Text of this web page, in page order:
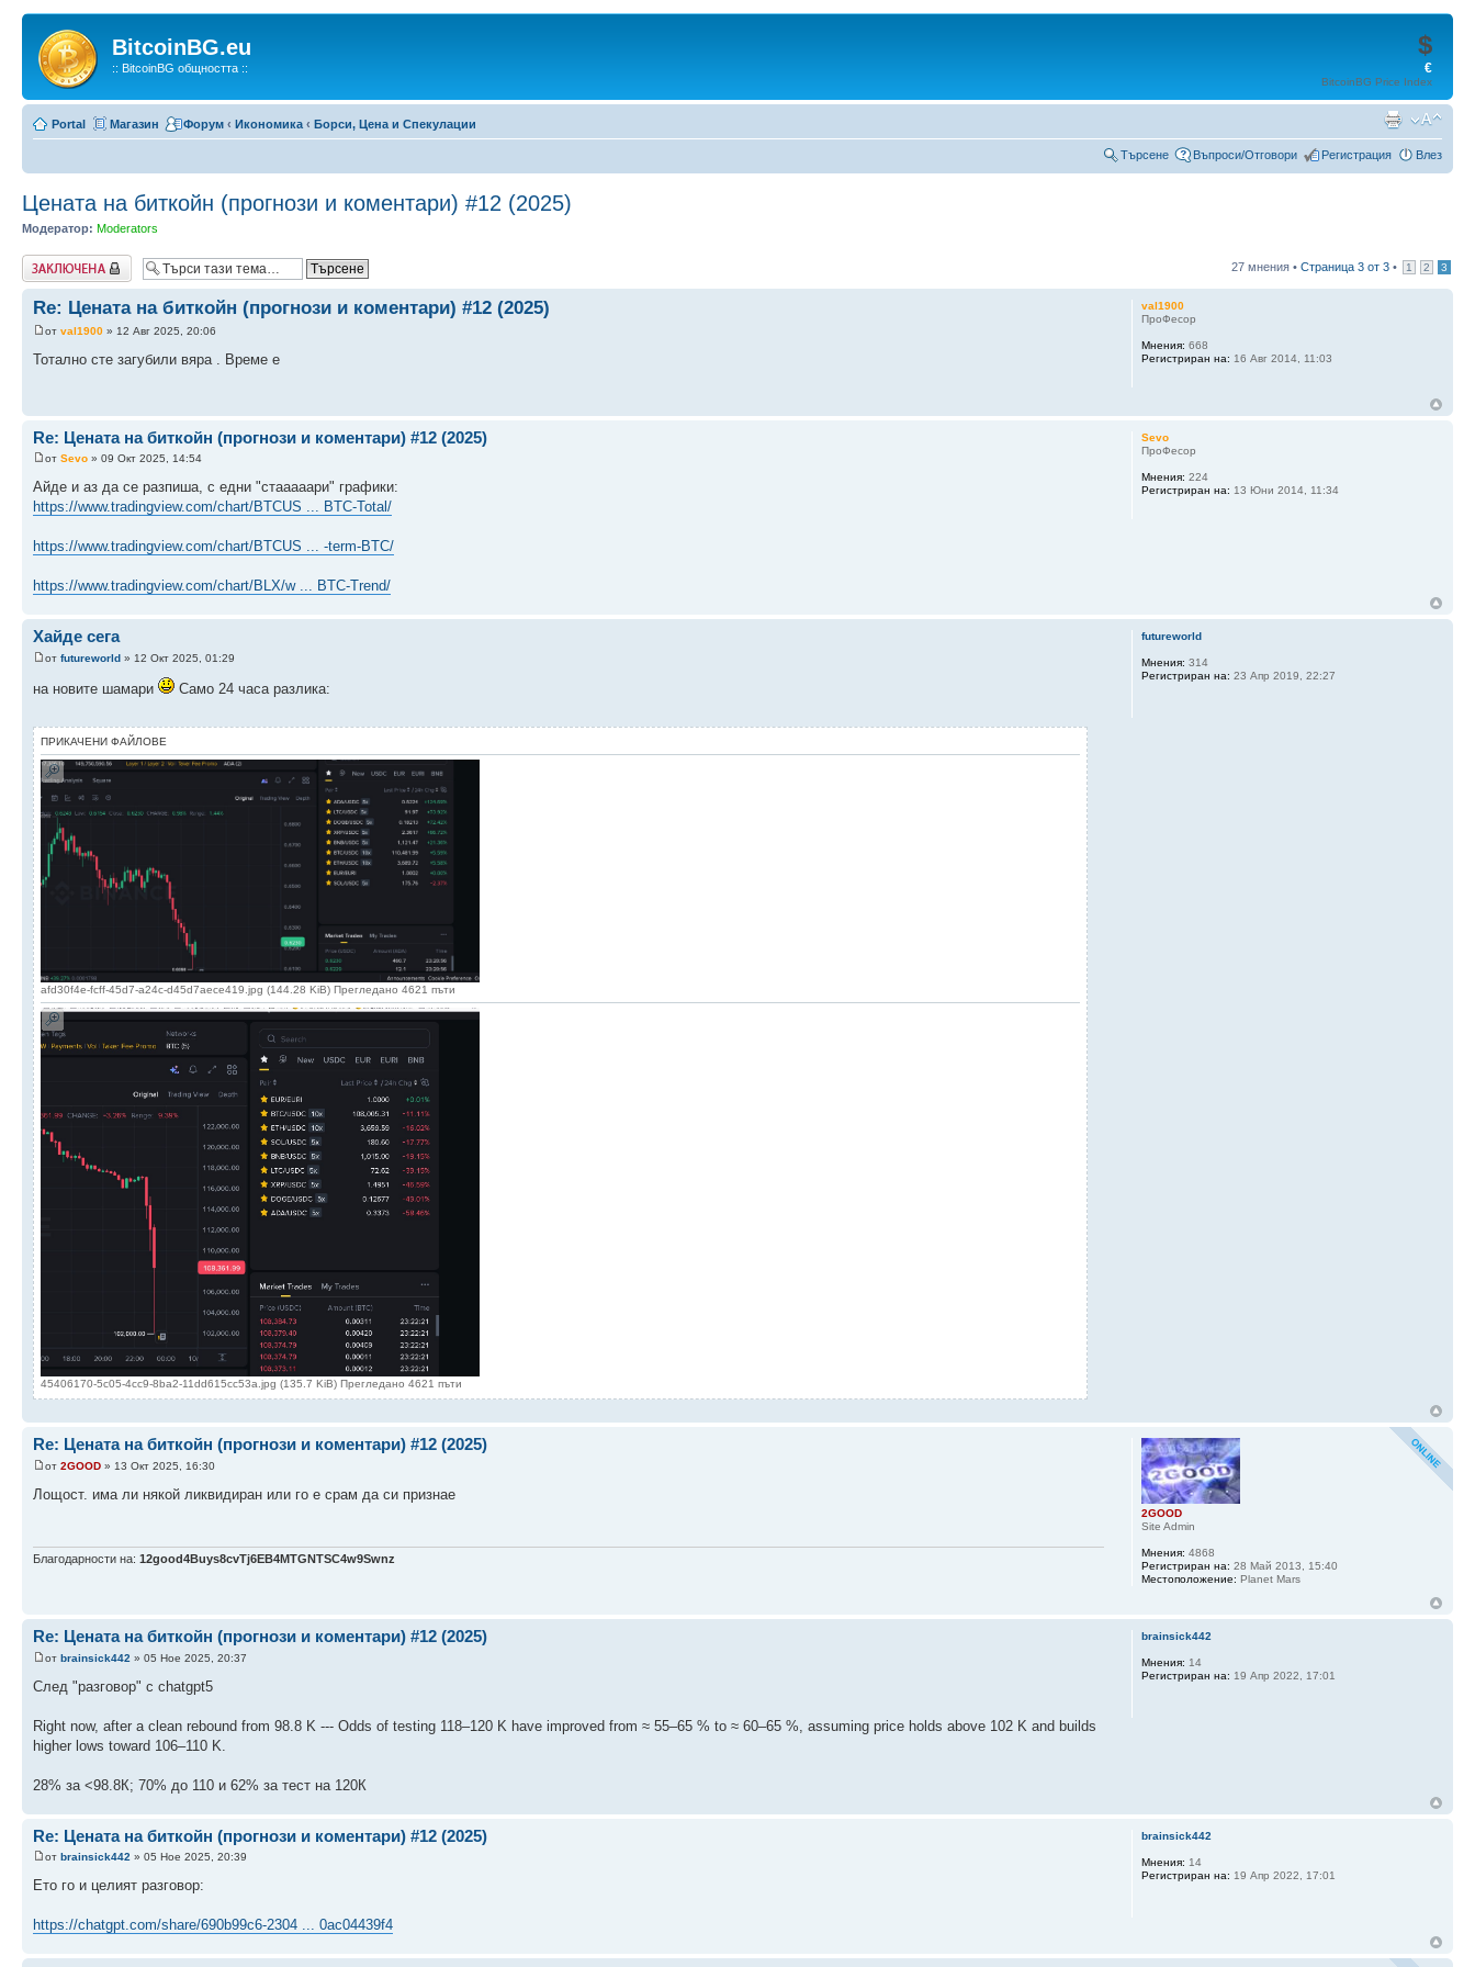
BitcoinBG.eu
:: BitcoinBG общността ::
$
€
BitcoinBG Price Index
Portal Магазин Форум ‹ Икономика ‹ Борси, Цена и Спекулации
Търсене Въпроси/Отговори Регистрация Влез
Цената на биткойн (прогнози и коментари) #12 (2025)
Модератор: Moderators
Заключена 27 мнения • Страница 3 от 3 • 1 2 3
Re: Цената на биткойн (прогнози и коментари) #12 (2025)
от val1900 » 12 Авг 2025, 20:06
Тотално сте загубили вяра . Време е
val1900
ПроФесор
Мнения: 668
Регистриран на: 16 Авг 2014, 11:03
Re: Цената на биткойн (прогнози и коментари) #12 (2025)
от Sevo » 09 Окт 2025, 14:54
Айде и аз да се разпиша, с едни "стааааари" графики:
https://www.tradingview.com/chart/BTCUS ... BTC-Total/
https://www.tradingview.com/chart/BTCUS ... -term-BTC/
https://www.tradingview.com/chart/BLX/w ... BTC-Trend/
Sevo
ПроФесор
Мнения: 224
Регистриран на: 13 Юни 2014, 11:34
Хайде сега
от futureworld » 12 Окт 2025, 01:29
на новите шамари Само 24 часа разлика:
ПРИКАЧЕНИ ФАЙЛОВЕ
afd30f4e-fcff-45d7-a24c-d45d7aece419.jpg (144.28 KiB) Прегледано 4621 пъти
45406170-5c05-4cc9-8ba2-11dd615cc53a.jpg (135.7 KiB) Прегледано 4621 пъти
futureworld
Мнения: 314
Регистриран на: 23 Апр 2019, 22:27
Re: Цената на биткойн (прогнози и коментари) #12 (2025)
от 2GOOD » 13 Окт 2025, 16:30
Лощост. има ли някой ликвидиран или го е срам да си признае
Благодарности на: 12good4Buys8cvTj6EB4MTGNTSC4w9Swnz
2GOOD
Site Admin
Мнения: 4868
Регистриран на: 28 Май 2013, 15:40
Местоположение: Planet Mars
Re: Цената на биткойн (прогнози и коментари) #12 (2025)
от brainsick442 » 05 Ное 2025, 20:37
След "разговор" с chatgpt5
Right now, after a clean rebound from 98.8 K --- Odds of testing 118–120 K have improved from ≈ 55–65 % to ≈ 60–65 %, assuming price holds above 102 K and builds
higher lows toward 106–110 K.
28% за <98.8К; 70% до 110 и 62% за тест на 120К
brainsick442
Мнения: 14
Регистриран на: 19 Апр 2022, 17:01
Re: Цената на биткойн (прогнози и коментари) #12 (2025)
от brainsick442 » 05 Ное 2025, 20:39
Ето го и целият разговор:
https://chatgpt.com/share/690b99c6-2304 ... 0ac04439f4
brainsick442
Мнения: 14
Регистриран на: 19 Апр 2022, 17:01